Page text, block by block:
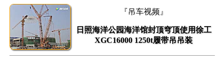
『吊车视频』
日照海洋公园海洋馆封顶穹顶使用徐工
XGC16000 1250t履带吊吊装